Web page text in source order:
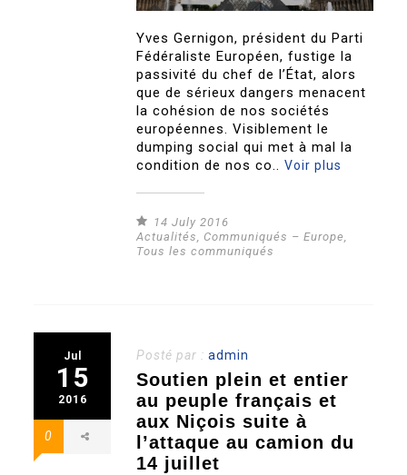
Yves Gernigon, président du Parti
Fédéraliste Européen, fustige la
passivité du chef de l’État, alors
que de sérieux dangers menacent
la cohésion de nos sociétés
européennes. Visiblement le
dumping social qui met à mal la
condition de nos co..Voir plus
14 July 2016
Actualités, Communiqués – Europe,
Tous les communiqués
Jul
15
2016
0
Posté par :admin
Soutien plein et entier
au peuple français et
aux Niçois suite à
l’attaque au camion du
14 juillet